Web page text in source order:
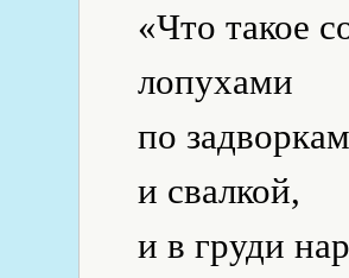
«Что такое
лопухами
по
и свалкой,
и в груди